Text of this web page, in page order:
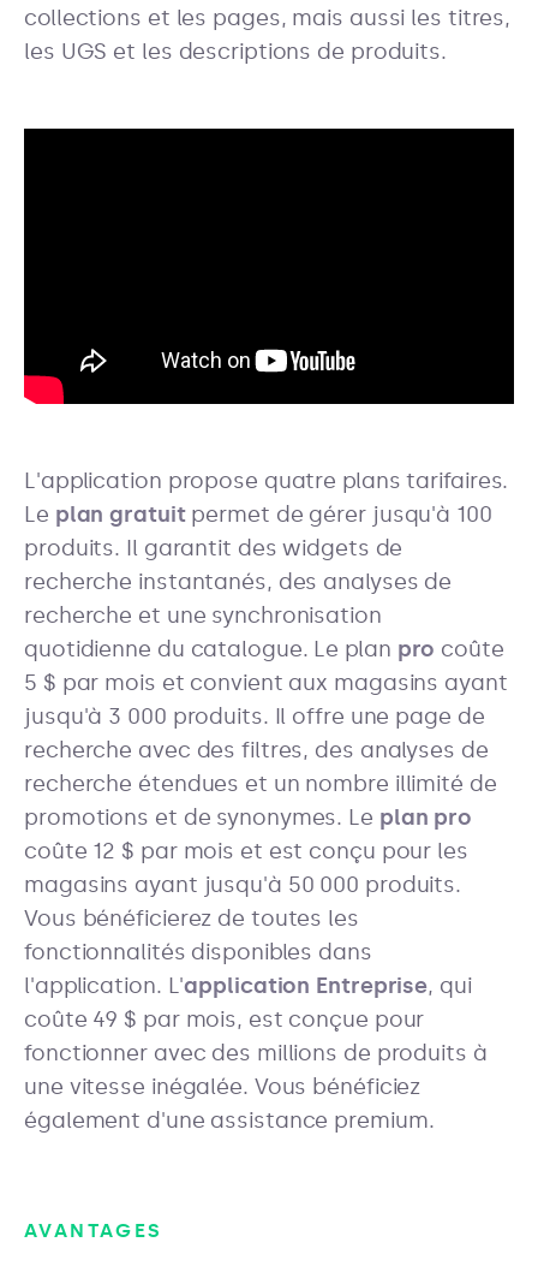
collections et les pages, mais aussi les titres,
les UGS et les descriptions de produits.
L'application propose quatre plans tarifaires.
Le plan gratuitpermet de gérer jusqu'à 100
produits. Il garantit des widgets de
recherche instantanés, des analyses de
recherche et une synchronisation
quotidienne du catalogue. Le plan pro coûte
5 $ par mois et convient aux magasins ayant
jusqu'à 3 000 produits. Il offre une page de
recherche avec des filtres, des analyses de
recherche étendues et un nombre illimité de
promotions et de synonymes. Le plan pro
coûte 12 $ par mois et est conçu pour les
magasins ayant jusqu'à 50 000 produits.
Vous bénéficierez de toutes les
fonctionnalités disponibles dans
l'application. L'application Entreprise, qui
coûte 49 $ par mois, est conçue pour
fonctionner avec des millions de produits à
une vitesse inégalée. Vous bénéficiez
également d'une assistance premium.
AVANTAGES